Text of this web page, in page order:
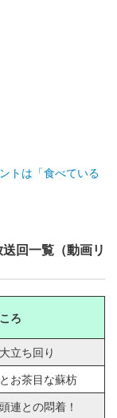
トは「食べている
回一覧（動画リ
ろ
立ち回り
お茶目な蘇枋
連との悶着！